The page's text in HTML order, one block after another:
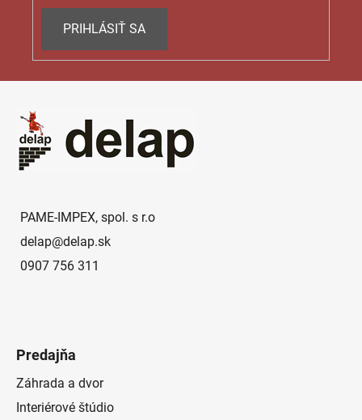
PRIHLÁSIŤ SA
PAME-IMPEX, spol. s r.o
delap@delap.sk
0907 756 311
Predajňa
Záhrada a dvor
Interiérové štúdio